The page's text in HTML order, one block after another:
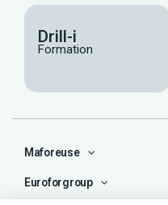
Drill-i
Formation
Maforeuse
Euroforgroup